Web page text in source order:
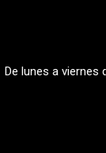
De lunes a viernes